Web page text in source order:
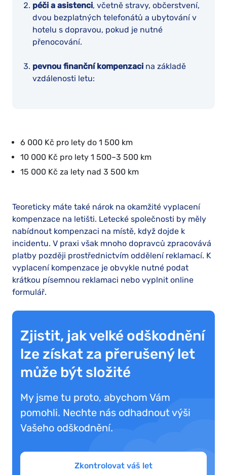
péči a asistenci, včetně stravy, občerstvení,
dvou bezplatných telefonátů a ubytování v
hotelu s dopravou, pokud je nutné
přenocování.
pevnou finanční kompenzaci na základě
vzdálenosti letu:
6 000 Kč pro lety do 1 500 km
10 000 Kč pro lety 1 500–3 500 km
15 000 Kč za lety nad 3 500 km
Teoreticky máte také nárok na okamžité vyplacení
kompenzace na letišti. Letecké společnosti by měly
nabídnout kompenzaci na místě, když dojde k
incidentu. V praxi však mnoho dopravců zpracovává
platby později prostřednictvím oddělení reklamací. K
vyplacení kompenzace je obvykle nutné podat
krátkou písemnou reklamaci nebo vyplnit online
formulář.
Zjistit, jak velké odškodnění
lze získat za přerušený let
může být složité
My jsme tu proto, abychom Vám
pomohli. Nechte nás odhadnout výši
Vašeho odškodnění.
Zkontrolovat váš let